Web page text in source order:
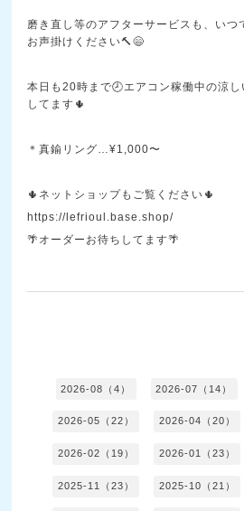
磨き直し等のアフターサービスも、いつ
お声掛けください🔨😄
本日も20時まで🕗エアコン稼働中の涼
してます🌵
＊真鍮リング…¥1,000〜
🌵ネットショップもご覧ください🌵
https://lefrioul.base.shop/
🌴オーダーお待ちしてます🌴
2026-08（4） 2026-07（14）
2026-05（22） 2026-04（20）
2026-02（19） 2026-01（23）
2025-11（23） 2025-10（21）